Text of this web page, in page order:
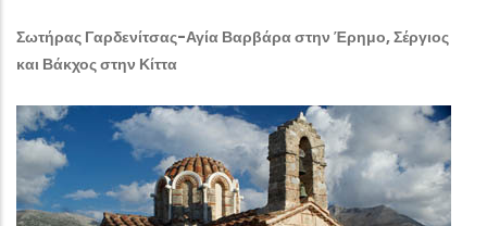
Σωτήρας Γαρδενίτσας-Αγία Βαρβάρα στην Έρημο, Σέργιος
και Βάκχος στην Κίττα